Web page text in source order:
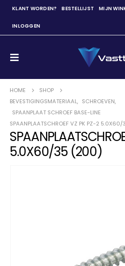
KLANT WORDEN? BESTELLIJST MIJN
INLOGGEN
HOME
SHOP
BEVESTIGINGSMATERIAAL, SCHROEVEN,
SPAANPLAAT SCHROEF BASE-LINE
SPAANPLAATSCHROEF VZ PK PZ-2
5.0X60/35 (200)